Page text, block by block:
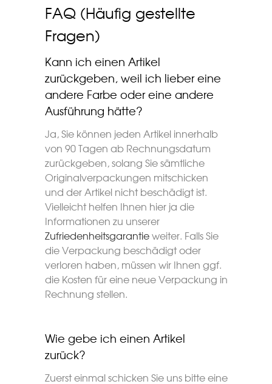
FAQ (Häufig gestellte
Fragen)
Kann ich einen Artikel
zurückgeben, weil ich lieber eine
andere Farbe oder eine andere
Ausführung hätte?
Ja, Sie können jeden Artikel innerhalb
von 90 Tagen ab Rechnungsdatum
zurückgeben, solang Sie sämtliche
Originalverpackungen mitschicken
und der Artikel nicht beschädigt ist.
Vielleicht helfen Ihnen hier ja die
Informationen zu unserer
Zufriedenheitsgarantieweiter. Falls Sie
die Verpackung beschädigt oder
verloren haben, müssen wir Ihnen ggf.
die Kosten für eine neue Verpackung in
Rechnung stellen.
Wie gebe ich einen Artikel
zurück?
Zuerst einmal schicken Sie uns bitte eine